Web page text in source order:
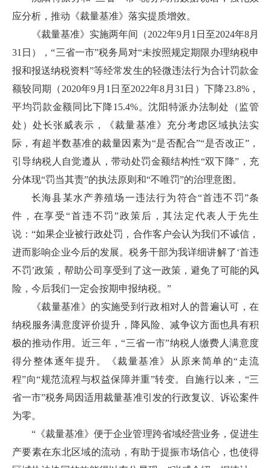
应分析，推动《裁量基准》落实提质增效。
《裁量基准》实施两年间（2022年9月1日至2024年8月
31日），“三省一市”税务局对“未按照规定期限办理纳税申
报和报送纳税资料”等经常发生的轻微违法行为合计罚款金
额较同期（2020年9月1日至2022年8月31日）下降23.8%，
平均罚款金额同比下降15.4%。沈阳特派办法制处（监管
处）处长张威表示，《裁量基准》充分考虑区域执法实
际，有超半数基准的裁量因素为“是否配合”“是否改正”，
引导纳税人自觉遵从，带动处罚金额结构性“双下降”，充
分体现“罚当其责”的执法原则和“不唯罚”的治理意图。
长海县某水产养殖场一违法行为符合“首违不罚”条
件，在享受“首违不罚”政策后，其法定代表人于先生
说：“如果企业被行政处罚，合作客户会认为我们不诚信，
进而影响企业今后的发展。税务干部为我详细讲解了‘首违
不罚’政策，帮助公司享受到了这一政策，避免了可能的风
险，今后我们一定会按期申报纳税。”
《裁量基准》的实施受到行政相对人的普遍认可，在
纳税服务满意度评价提升，降风险、减争议方面也具有积
极的推动作用。近三年，“三省一市”纳税人缴费人满意度
得分整体逐年提升。《裁量基准》从原来简单的“走流
程”向“规范流程与权益保障并重”转变。自施行以来，“三
省一市”税务局因适用裁量基准引发的行政复议、诉讼案件
为零。
“《裁量基准》便于企业管理跨省域经营业务，促进生
产要素在东北区域的流动，有助于提振市场信心，也使得